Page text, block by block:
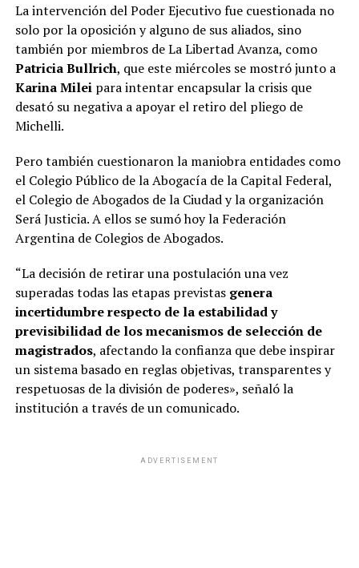
La intervención del Poder Ejecutivo fue cuestionada no
solo por la oposición y alguno de sus aliados, sino
también por miembros de La Libertad Avanza, como
Patricia Bullrich, que este miércoles se mostró junto a
Karina Mileipara intentar encapsular la crisis que
desató su negativa a apoyar el retiro del pliego de
Michelli.
Pero también cuestionaron la maniobra entidades como
el Colegio Público de la Abogacía de la Capital Federal,
el Colegio de Abogados de la Ciudad y la organización
Será Justicia. A ellos se sumó hoy la Federación
Argentina de Colegios de Abogados.
“La decisión de retirar una postulación una vez
superadas todas las etapas previstas genera
incertidumbre respecto de la estabilidad y
previsibilidad de los mecanismos de selección de
magistrados, afectando la confianza que debe inspirar
un sistema basado en reglas objetivas, transparentes y
respetuosas de la división de poderes», señaló la
institución a través de un comunicado.
ADVERTISEMENT